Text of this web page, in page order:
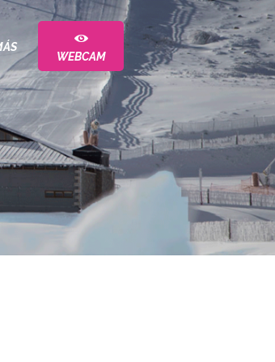
WEBCAM